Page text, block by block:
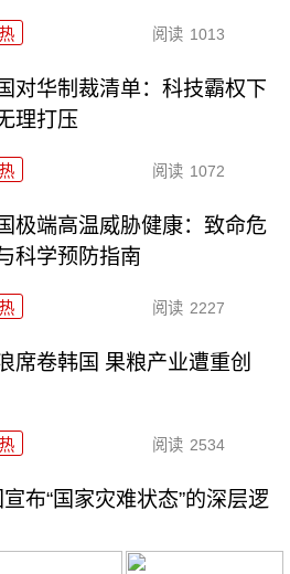
阅读 1013
对华制裁清单：科技霸权下
理打压
阅读 1072
极端高温威胁健康：致命危
科学预防指南
阅读 2227
席卷韩国 果粮产业遭重创
阅读 2534
布“国家灾难状态”的深层逻